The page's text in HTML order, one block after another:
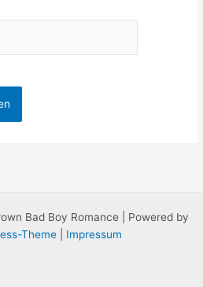
Bad Boy Romance | Powered by
Theme| Impressum